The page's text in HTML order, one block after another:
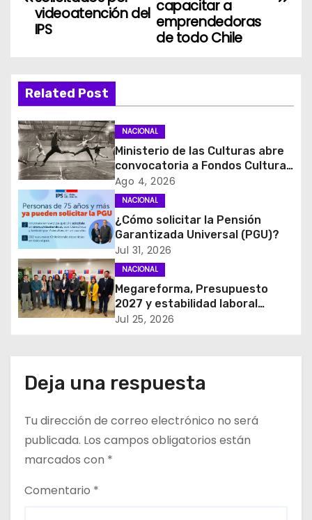
g
a
c
i
ó
n
d
e
e
t
a
d
a
capacitar a
emprendedoras
de todo Chile
videoatención del
IPS
Related Post
NACIONAL
Ministerio de las Culturas abre
convocatoria a Fondos Cultura
2027 con foco en
transparencia, innovación y
acceso ciudadano
Ago 4, 2026
NACIONAL
¿Cómo solicitar la Pensión
Garantizada Universal (PGU)?
Jul 31, 2026
NACIONAL
Megareforma, Presupuesto
2027 y estabilidad laboral
marcan reunión clave entre
Jul 25, 2026
Deja una respuesta
Tu dirección de correo electrónico no será
publicada. Los campos obligatorios están
marcados con *
Comentario *